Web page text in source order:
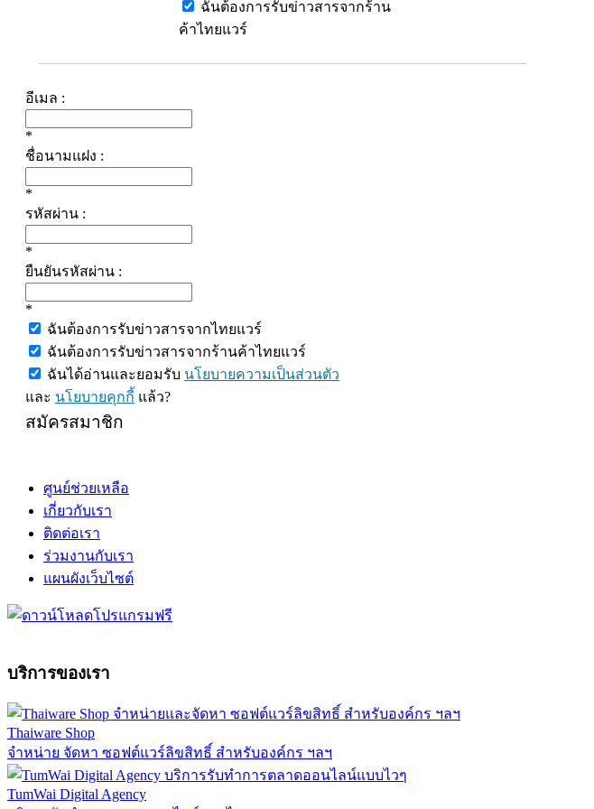
ฉันต้องการรับข่าวสารจากร้าน
ค้าไทยแวร์
อีเมล :
*
ชื่อนามแฝง :
*
รหัสผ่าน :
*
ยืนยันรหัสผ่าน :
*
ฉันต้องการรับข่าวสารจากไทยแวร์
ฉันต้องการรับข่าวสารจากร้านค้าไทยแวร์
ฉันได้อ่านและยอมรับ นโยบายความเป็นส่วนตัว
และ นโยบายคุกกี้ แล้ว?
สมัครสมาชิก
ศูนย์ช่วยเหลือ
เกี่ยวกับเรา
ติดต่อเรา
ร่วมงานกับเรา
แผนผังเว็บไซต์
บริการของเรา
Thaiware Shop
จำหน่าย จัดหา ซอฟต์แวร์ลิขสิทธิ์ สำหรับองค์กร ฯลฯ
TumWai Digital Agency